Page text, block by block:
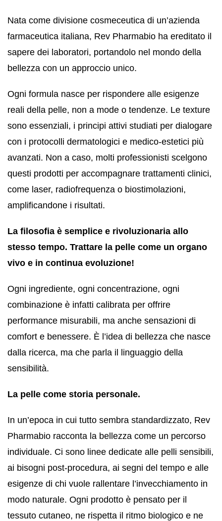
Nata come divisione cosmeceutica di un’azienda
farmaceutica italiana, Rev Pharmabio ha ereditato il
sapere dei laboratori, portandolo nel mondo della
bellezza con un approccio unico.
Ogni formula nasce per rispondere alle esigenze
reali della pelle, non a mode o tendenze. Le texture
sono essenziali, i principi attivi studiati per dialogare
con i protocolli dermatologici e medico-estetici più
avanzati. Non a caso, molti professionisti scelgono
questi prodotti per accompagnare trattamenti clinici,
come laser, radiofrequenza o biostimolazioni,
amplificandone i risultati.
La filosofia è semplice e rivoluzionaria allo
stesso tempo. Trattare la pelle come un organo
vivo e in continua evoluzione!
Ogni ingrediente, ogni concentrazione, ogni
combinazione è infatti calibrata per offrire
performance misurabili, ma anche sensazioni di
comfort e benessere. È l’idea di bellezza che nasce
dalla ricerca, ma che parla il linguaggio della
sensibilità.
La pelle come storia personale.
In un’epoca in cui tutto sembra standardizzato, Rev
Pharmabio racconta la bellezza come un percorso
individuale. Ci sono linee dedicate alle pelli sensibili,
ai bisogni post-procedura, ai segni del tempo e alle
esigenze di chi vuole rallentare l’invecchiamento in
modo naturale. Ogni prodotto è pensato per il
tessuto cutaneo, ne rispetta il ritmo biologico e ne